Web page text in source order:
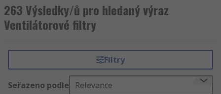
rám, vložka filtru, síťovaný filtr a chránič prstů.co
to dělá?Filtr ventilátoru je primárně určen k
odstranění prachu nebo malých částic z proudění
pohybu vzduchu a také pomáhá chránit ventilátor
před jakýmkoli vnitřním
poškozením.PoužitíVentilátory a filtry ventilátorů
se používají v každém odvětví, kde se vytváří
263 Výsledky/ů pro hledaný výraz
Ventilátorové filtry
Filtry
Seřazeno podle Relevance